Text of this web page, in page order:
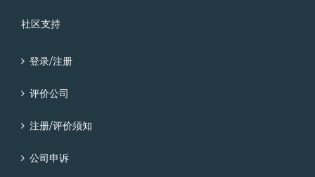
社区支持
登录/注册
评价公司
注册/评价须知
公司申诉